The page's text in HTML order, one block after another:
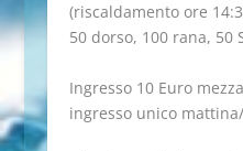
(riscaldamento ore
50 dorso, 100 rana, 50
Ingresso 10 Euro
ingresso unico